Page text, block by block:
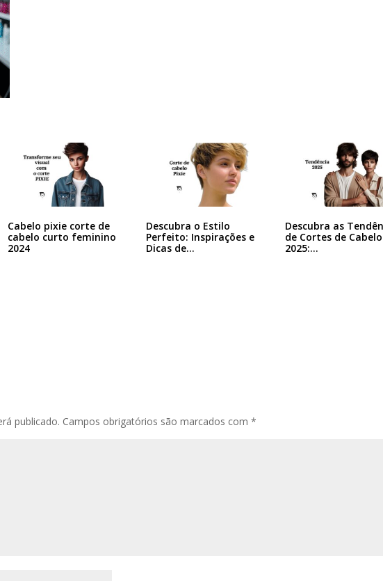
Cabelo pixie corte de
cabelo curto feminino
2024
Descubra o Estilo
Perfeito: Inspirações e
Dicas de…
Descubra as
de Cortes de Cabelo
2025:…
publicado. Campos obrigatórios são marcados com*